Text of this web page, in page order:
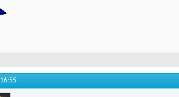
16:55